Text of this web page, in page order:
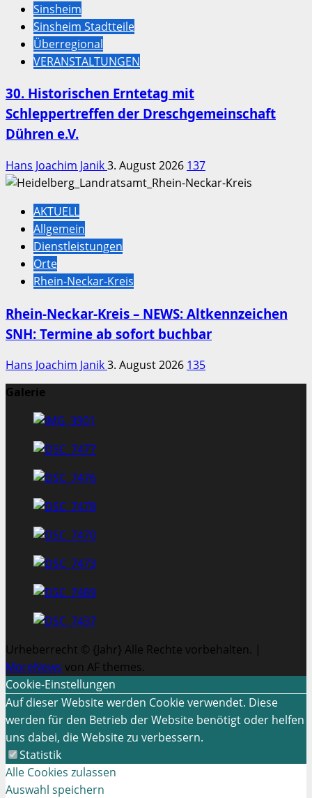
Sinsheim
Sinsheim Stadtteile
Überregional
VERANSTALTUNGEN
30. Historischen Erntetag mit
Schleppertreffen der Dreschgemeinschaft
Dühren e.V.
Hans Joachim Janik3. August 2026 137
AKTUELL
Allgemein
Dienstleistungen
Orte
Rhein-Neckar-Kreis
Rhein-Neckar-Kreis – NEWS: Altkennzeichen
SNH: Termine ab sofort buchbar
Hans Joachim Janik3. August 2026 135
Galerie
Urheberrecht © {Jahr} Alle Rechte vorbehalten. |
MoreNews von AF themes.
Cookie-Einstellungen
Auf dieser Website werden Cookie verwendet. Diese
werden für den Betrieb der Website benötigt oder helfen
uns dabei, die Website zu verbessern.
Statistik
Alle Cookies zulassen
Auswahl speichern